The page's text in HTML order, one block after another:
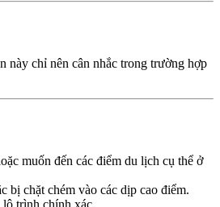
này chỉ nên cân nhắc trong trường hợp
muốn đến các điểm du lịch cụ thể ở
bị chặt chém vào các dịp cao điểm.
trình chính xác.